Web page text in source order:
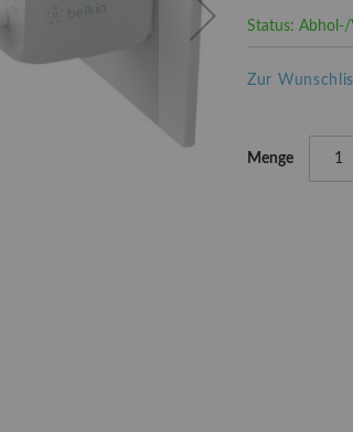
Status: Abhol-/
Menge
Zur